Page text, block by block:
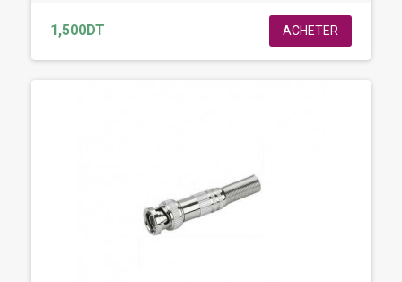
1,500DT ACHETER